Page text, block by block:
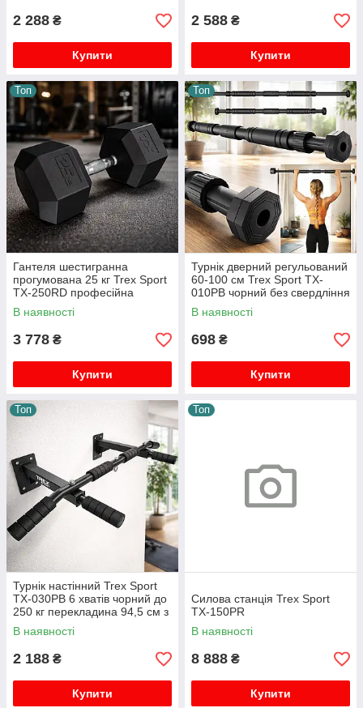
2 288 ₴
Купити
2 588 ₴
Купити
Топ
Гантеля шестигранна
прогумована 25 кг Trex Sport
TX-250RD професійна
чавунна гекс-гантель для
дому та залу чорна
В наявності
3 778 ₴
Купити
Топ
Турнік дверний регульований
60-100 см Trex Sport TX-
010PB чорний без свердління
навантаження до 200 кг
В наявності
698 ₴
Купити
Топ
Турнік настінний Trex Sport
TX-030PB 6 хватів чорний до
250 кг перекладина 94,5 см з
кріпленням до стіни
В наявності
2 188 ₴
Купити
Топ
Силова станція Trex Sport
TX-150PR
В наявності
8 888 ₴
Купити